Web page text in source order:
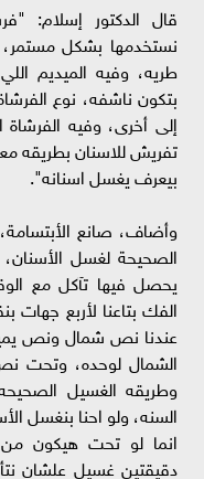
قال الدكتور إسلام:
نستخدمها بشكل
طريه، وفيه الميديم
بتكون ناشفه، نوع
إلى أخرى، وفيه الفرشاة
تفريش للاسنان بطريقه
بيعرف يغسل اسنانه".
وأضاف، صانع
الصحيحة لغسل
يحصل فيها تآكل مع
الفك بتاعنا لأربع
عندنا نص شمال ونص
الشمال لوحده، وتحت
وطريقه الغسيل
السنه، ولو احنا بنغسل
انما لو تحت هيكون
دقيقتين غسيل علشان